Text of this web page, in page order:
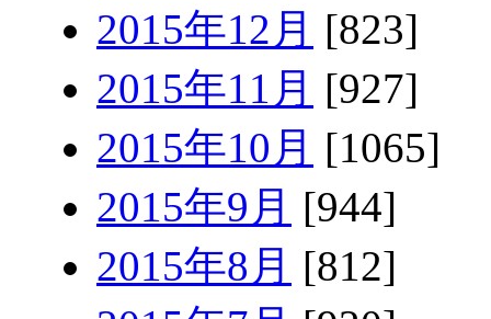
2015年12月 [823]
2015年11月 [927]
2015年10月 [1065]
2015年9月 [944]
2015年8月 [812]